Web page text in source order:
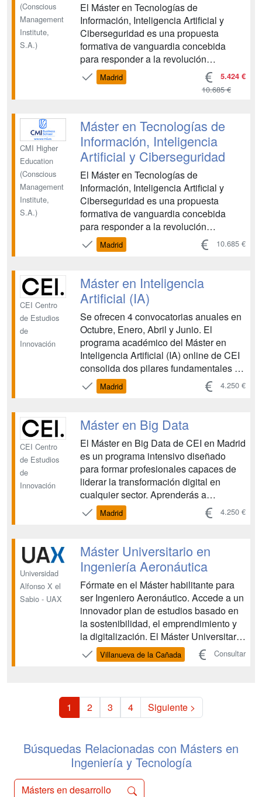
(Conscious
Management
Institute,
S.A.)
El Máster en Tecnologías de
Información, Inteligencia Artificial y
Ciberseguridad es una propuesta
formativa de vanguardia concebida
para responder a la revolución
tecnológica actual. Este programa
proporciona una preparación
potencial transformador de la
Inteligencia Artifici...
Madrid 5.424 €
10.685 €
CMI Higher
Education
(Conscious
Management
Institute,
S.A.)
Máster en Tecnologías de
Información, Inteligencia
Artificial y Ciberseguridad
El Máster en Tecnologías de
Información, Inteligencia Artificial y
Ciberseguridad es una propuesta
formativa de vanguardia concebida
para responder a la revolución
tecnológica actual. Este programa
proporciona una preparación
unifica la gestión de las TIC, el
potencial transformador de la
Inteligencia Artifici...
Madrid 10.685 €
CEI Centro
de Estudios
de
Innovación
Máster en Inteligencia
Artificial (IA)
Se ofrecen 4 convocatorias anuales en
Octubre, Enero, Abril y Junio. El
programa académico del Máster en
Inteligencia Artificial (IA) online de CEI
consolida dos pilares fundamentales en
el universo tecnológico: la Inteligencia
Artificial y la programación en Python.
participantes en un viaje exhaustivo por
dos esfera...
Madrid 4.250 €
CEI Centro
de Estudios
de
Innovación
Máster en Big Data
El Máster en Big Data de CEI en Madrid
es un programa intensivo diseñado
para formar profesionales capaces de
liderar la transformación digital en
cualquier sector. Aprenderás a
gestionar, analizar y visualizar grandes
volúmenes de datos, utilizando las
avanzadas del mercado para tomar
decisiones estratégicas basadas ...
Madrid 4.250 €
Universidad
Alfonso X el
Sabio - UAX
Máster Universitario en
Ingeniería Aeronáutica
Fórmate en el Máster habilitante para
ser Ingeniero Aeronáutico. Accede a un
innovador plan de estudios basado en
la sostenibilidad, el emprendimiento y
la digitalización. El Máster Universitario
en Ingeniería Aeronáutica de UAX
ofrece amplias oportunidades para la
es una...
Villanueva de la Cañada Consultar
1 2 3 4 Siguiente >
Búsquedas Relacionadas con Másters en
Ingeniería y Tecnología
Másters en desarrollo